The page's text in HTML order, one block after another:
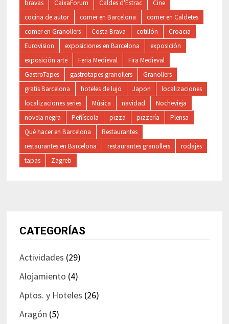
bravas CaixaForum Caldes d'Estrac
Cine
cocina de autor
comer en Barcelona
comer en Caldetes
comer en Granollers
Costa Brava cotillón
Croacia
Eurovision
exposiciones en Barcelona
exposición
exposición arte
Feria Medieval
Fira Medieval
GastroTapes
gastrotapes granollers
Granollers
gratis Barcelona
hoteles de lujo Japon
localizaciones
localizaciones series
Música navidad
Nochevieja
novela negra
Peñíscola pizza pizzería
Plensa
Qué hacer en Barcelona
Restaurantes
restaurantes en Barcelona
restaurantes granollers
rodajes
tapas
Zagreb
CATEGORÍAS
Actividades (29)
Alojamiento (4)
Aptos. y Hoteles (26)
Aragón (5)